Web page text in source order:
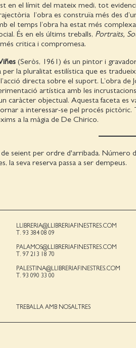
en el límit del mateix medi, tot
l’obra es construïa més des
el temps l’obra ha estat més
És en els últims treballs, Portraits,
critica i compromesa.
(Seròs, 1961) és un pintor i
per la pluralitat estilística que es
directa sobre el suport. L’obra de
artística amb les
caràcter objectual. Aquesta faceta es
a interessar-se pel procés
a la màgia de De Chirico.
de seient per ordre d'arribada. Número
la seva reserva passa a ser dempeus.
LLIBRERIA@LLIBRERIAFINESTRES.COM
T. 93 384 08 09
PALAMOS@LLIBRERIAFINESTRES.COM
T. 97 213 18 70
PALESTINA@LLIBRERIAFINESTRES.COM
T. 93 090 33 00
TREBALLA AMB NOSALTRES